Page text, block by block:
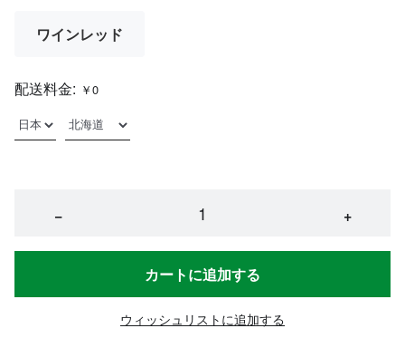
ワインレッド
配送料金: ￥0
− +
カートに追加する
ウィッシュリストに追加する